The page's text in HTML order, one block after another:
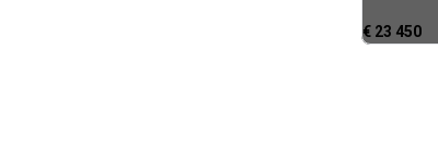
€ 23 450